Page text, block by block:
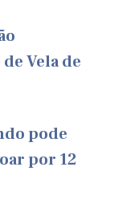
Vela de
pode
por 12